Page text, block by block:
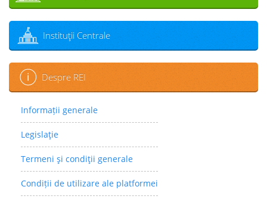
Instituţii Centrale
Despre REI
Informații generale
Legislaţie
Termeni şi condiţii generale
Condiții de utilizare ale platformei